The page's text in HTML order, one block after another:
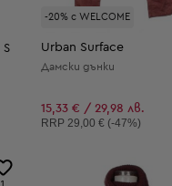
S
-20% с WELCOME
Urban Surface
Дамски дънки
15,33 € / 29,98 лв.
Препоръчителна цена:
RRP 29,00 € (-47%)